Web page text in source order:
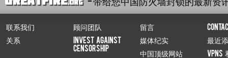
联系我们 顾问团队 留言
关系
Invest Against
Censorship
媒体纪实
最近
中国顶级网站
VPNs